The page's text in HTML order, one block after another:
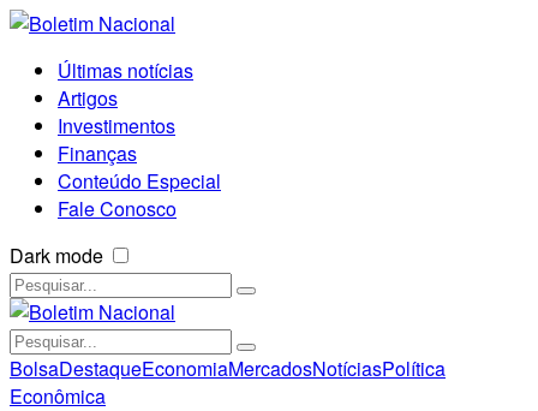
Últimas notícias
Artigos
Investimentos
Finanças
Conteúdo Especial
Fale Conosco
Dark mode
BolsaDestaqueEconomiaMercadosNotíciasPolítica
Econômica